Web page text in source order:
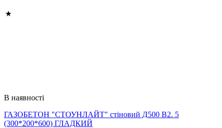
В наявності
ГАЗОБЕТОН "СТОУНЛАЙТ" стіновий Д500 В2. 5
(300*200*600) ГЛАДКИЙ